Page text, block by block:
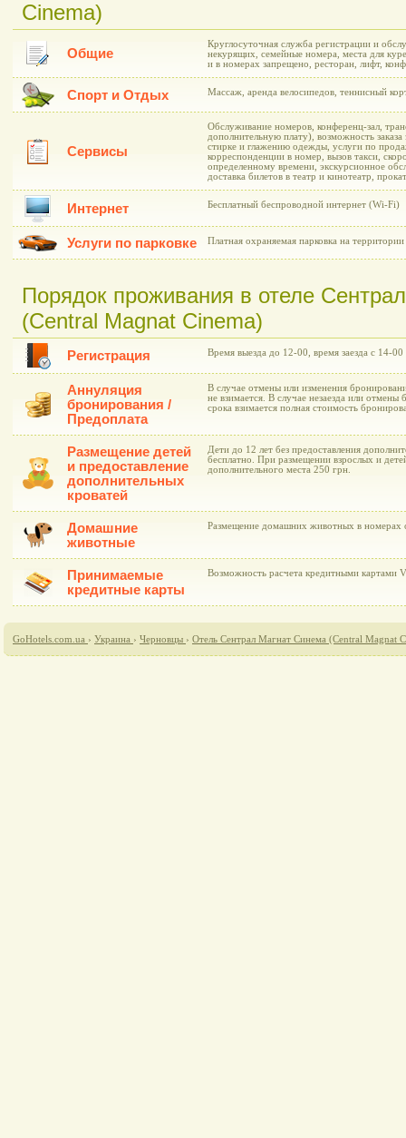
Cinema)
Общие
Круглосуточная служба регистрации и
некурящих, семейные номера, места для
и в номерах запрещено, ресторан, лифт,
Спорт и Отдых Массаж, аренда велосипедов, теннисный
Сервисы
Обслуживание номеров, конференц-зал,
дополнительную плату), возможность
стирке и глажению одежды, услуги по
корреспонденции в номер, вызов такси,
определенному времени, экскурсионное
доставка билетов в театр и кинотеатр,
Интернет Бесплатный беспроводной интернет (Wi-Fi)
Услуги по парковке Платная охраняемая парковка на территории
Порядок проживания в отеле
(Central Magnat Cinema)
Регистрация Время выезда до 12-00, время заезда с 14-00
Аннуляция
бронирования /
Предоплата
В случае отмены или изменения
не взимается. В случае незаезда или отмены
срока взимается полная стоимость
Размещение детей
и предоставление
дополнительных
кроватей
Дети до 12 лет без предоставления
бесплатно. При размещении взрослых и
дополнительного места 250 грн.
Домашние
животные
Размещение домашних животных в номерах
Принимаемые
кредитные карты
Возможность расчета кредитными картами
GoHotels.com.ua › Украина › Черновцы › Отель Сентрал Магнат Синема (Central Magnat